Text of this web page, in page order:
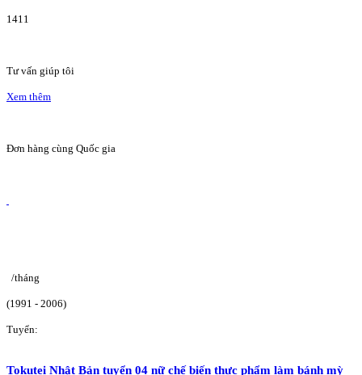
1411
Tư vấn giúp tôi
Xem thêm
Đơn hàng cùng Quốc gia
/tháng
(1991 - 2006)
Tuyển:
Tokutei Nhật Bản tuyển 04 nữ chế biến thực phẩm làm bánh mỳ